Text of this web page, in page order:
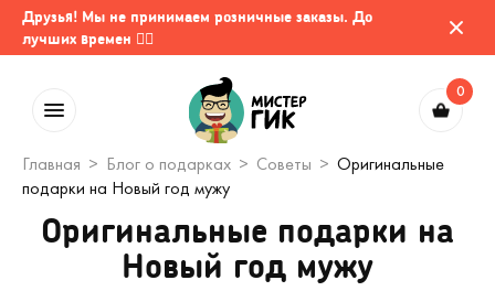
Друзья! Мы не принимаем розничные заказы. До
лучших времен 🤷‍♂️
0
Главная Блог о подарках Советы
Оригинальные
подарки на Новый год мужу
Оригинальные подарки на
Новый год мужу